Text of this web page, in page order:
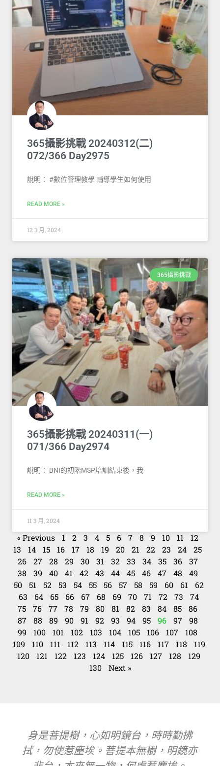
365攝影挑戰 20240312(二)
072/366 Day2975
說明： #數位管理教學 輔導學生如何使用
READ MORE »
12 3 月, 2024
365攝影挑戰
365攝影挑戰 20240311(一)
071/366 Day2974
說明： BNI的初階MSP培訓結束後，我
READ MORE »
11 3 月, 2024
« Previous 1 2 3 4 5 6 7 8 9 10 11
12
13
14 15 16 17 18 19 20 21 22 23 24
25
26
27 28 29 30 31 32 33 34 35 36
37
38
39 40 41 42 43 44 45 46 47 48
49
50
51 52 53 54 55 56 57 58 59 60 61
62
63
64 65 66 67 68 69 70 71 72 73
74
75
76 77 78 79 80 81 82 83 84 85
86
87
88 89 90 91 92 93 94 95 96 97
98
99
100 101 102 103 104 105 106 107
108
109
110 111 112 113 114 115 116 117 118
119
120
121 122 123 124 125 126 127 128
129
130
Next »
身是菩提樹，心如明鏡台，時時勤拂
拭，勿使惹塵埃。菩提本無樹，明鏡亦